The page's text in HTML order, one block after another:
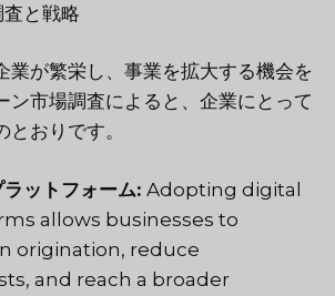
業が繁栄し、事業を拡大する機会を
ン市場調査によると、企業にとって
おりです。
ットフォーム: Adopting digital
allows businesses to
origination, reduce
and reach a broader